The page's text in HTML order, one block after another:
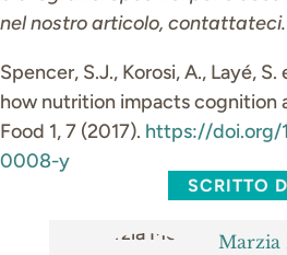
nel nostro articolo, contattateci.
Spencer, S.J., Korosi, A., Layé,
how nutrition impacts cognition
Food 1, 7 (2017). https://doi.org/
0008-y
SCRITTO
Marzia